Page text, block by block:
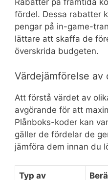
Rabatter på framtida
fördel. Dessa rabatter
pengar på in-game-
lättare att skaffa de
överskrida budgeten.
Värdejämförelse
Att förstå värdet av
avgörande för att
Plånboks-koder kan
gäller de fördelar de
jämföra dem innan du
Typ av